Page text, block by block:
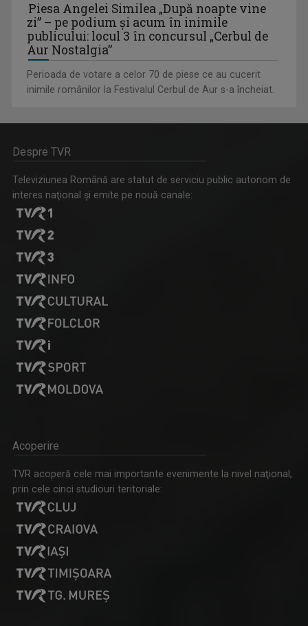
Piesa Angelei Similea „După noapte vine
zi” – pe podium şi acum în inimile
publicului: locul 3 în concursul „Cerbul de
Aur Nostalgia”
Perioada de votare a celor 70 de piese ce au cucerit
inimile românilor la Festivalul Cerbul de Aur s-a încheiat.
Despre TVR
Televiziunea Română are statut de serviciu public autonom de
interes naţional şi emite pe nouă canale:
Acoperire
TVR acoperă cele mai importante evenimente la nivel naţional,
prin cele cinci studiouri teritoriale: